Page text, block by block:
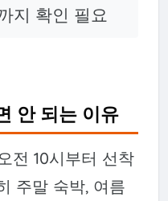
지 확인 필요
안 되는 이유
전 10시부터 선착
주말 숙박, 여름